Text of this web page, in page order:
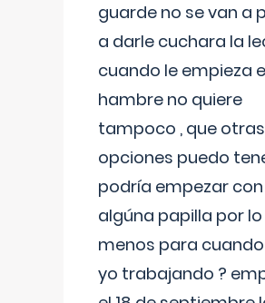
guarde no se van a
a darle cuchara la
cuando le empieza
hambre no quiere
tampoco , que otras
opciones puedo
podría empezar con
algúna papilla por lo
menos para
yo trabajando ?